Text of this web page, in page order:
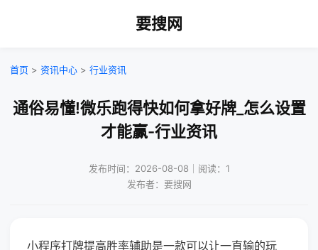
要搜网
首页 > 资讯中心 > 行业资讯
通俗易懂!微乐跑得快如何拿好牌_怎么设置
才能赢-行业资讯
发布时间：2026-08-08｜阅读：1
发布者：要搜网
小程序打牌提高胜率辅助是一款可以让一直输的玩